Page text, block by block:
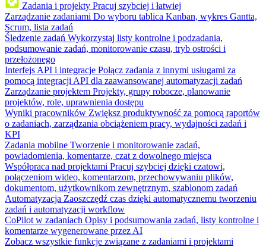
Zadania i projekty Pracuj szybciej i łatwiej
Zarządzanie zadaniami Do wyboru tablica Kanban, wykres Gantta,
Scrum, lista zadań
Śledzenie zadań Wykorzystaj listy kontrolne i podzadania,
podsumowanie zadań, monitorowanie czasu, tryb ostrości i
przełożonego
Interfejs API i integracje Połącz zadania z innymi usługami za
pomocą integracji API dla zaawansowanej automatyzacji zadań
Zarządzanie projektem Projekty, grupy robocze, planowanie
projektów, role, uprawnienia dostępu
Wyniki pracowników Zwiększ produktywność za pomocą raportów
o zadaniach, zarządzania obciążeniem pracy, wydajności zadań i
KPI
Zadania mobilne Tworzenie i monitorowanie zadań,
powiadomienia, komentarze, czat z dowolnego miejsca
Współpraca nad projektami Pracuj szybciej dzięki czatowi,
połączeniom wideo, komentarzom, przechowywaniu plików,
dokumentom, użytkownikom zewnętrznym, szablonom zadań
Automatyzacja Zaoszczędź czas dzięki automatycznemu tworzeniu
zadań i automatyzacji workflow
CoPilot w zadaniach Opisy i podsumowania zadań, listy kontrolne i
komentarze wygenerowane przez AI
Zobacz wszystkie funkcje związane z zadaniami i projektami